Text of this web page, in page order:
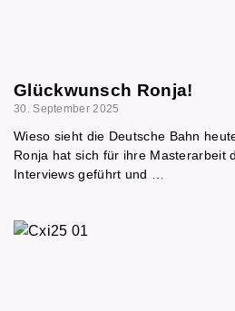
Glückwunsch Ronja!
30. September 2025
Wieso sieht die Deutsche Bahn
Ronja hat sich für ihre Masterarbeit
Interviews geführt und …